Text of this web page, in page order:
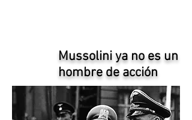
Mussolini ya no es un
hombre de acción